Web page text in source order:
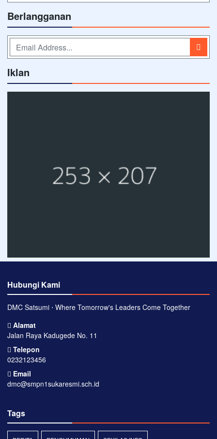
Berlangganan
Iklan
Hubungi Kami
DMC Satsumi ⋅ Where Tomorrow's Leaders Come Together
Alamat
Jalan Raya Kadugede No. 11
Telepon
0232123456
Email
dmc@smpn1sukaresmi.sch.id
Tags